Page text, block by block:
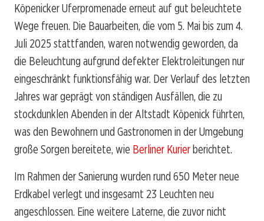
Köpenicker Uferpromenade erneut auf gut beleuchtete
Wege freuen. Die Bauarbeiten, die vom 5. Mai bis zum 4.
Juli 2025 stattfanden, waren notwendig geworden, da
die Beleuchtung aufgrund defekter Elektroleitungen nur
eingeschränkt funktionsfähig war. Der Verlauf des letzten
Jahres war geprägt von ständigen Ausfällen, die zu
stockdunklen Abenden in der Altstadt Köpenick führten,
was den Bewohnern und Gastronomen in der Umgebung
große Sorgen bereitete, wie Berliner Kurierberichtet.
Im Rahmen der Sanierung wurden rund 650 Meter neue
Erdkabel verlegt und insgesamt 23 Leuchten neu
angeschlossen. Eine weitere Laterne, die zuvor nicht